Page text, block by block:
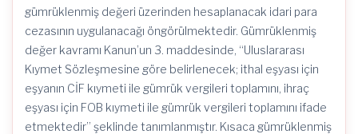
gümrüklenmiş değeri üzerinden hesaplanacak idari para
cezasının uygulanacağı öngörülmektedir. Gümrüklenmiş
değer kavramı Kanun’un 3. maddesinde, “Uluslararası
Kıymet Sözleşmesine göre belirlenecek; ithal eşyası için
eşyanın CİF kıymeti ile gümrük vergileri toplamını, ihraç
eşyası için FOB kıymeti ile gümrük vergileri toplamını ifade
etmektedir” şeklinde tanımlanmıştır. Kısaca gümrüklenmiş